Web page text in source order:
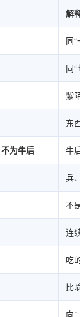
解
同“
同“
紫
东
为牛后 牛
兵
不
连
吃
比
向